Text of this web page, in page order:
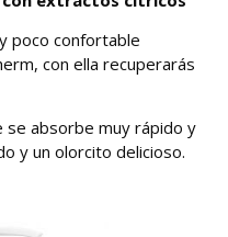
poco confortable
con ella recuperarás
se absorbe muy rápido y
y un olorcito delicioso.